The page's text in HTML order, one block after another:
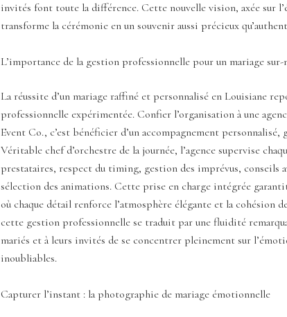
invités font toute la différence. Cette nouvelle vision, axée sur
transforme la cérémonie en un souvenir aussi précieux
L’importance de la gestion professionnelle pour un mariage sur-
La réussite d’un mariage raffiné et personnalisé en Louisiane
professionnelle expérimentée. Confier l’organisation à une
Event Co., c’est bénéficier d’un accompagnement personnalisé,
Véritable chef d’orchestre de la journée, l’agence supervise
prestataires, respect du timing, gestion des imprévus, conseils
sélection des animations. Cette prise en charge intégrée
où chaque détail renforce l’atmosphère élégante et la cohésion
cette gestion professionnelle se traduit par une fluidité
mariés et à leurs invités de se concentrer pleinement sur
inoubliables.
Capturer l’instant : la photographie de mariage émotionnelle